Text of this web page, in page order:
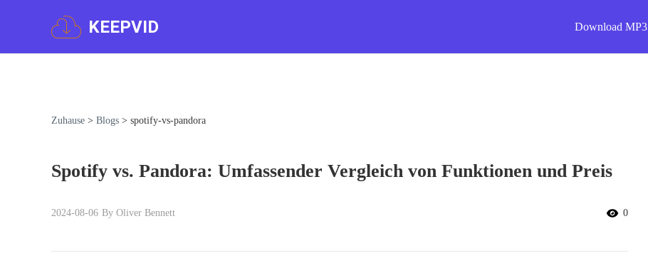
KEEPVID Download MP3
Zuhause > Blogs > spotify-vs-pandora
Spotify vs. Pandora: Umfassender Vergleich von Funktionen und Preis
2024-08-06 By Oliver Bennett 0